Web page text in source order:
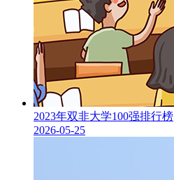
2023年双非大学100强排行榜
2026-05-25